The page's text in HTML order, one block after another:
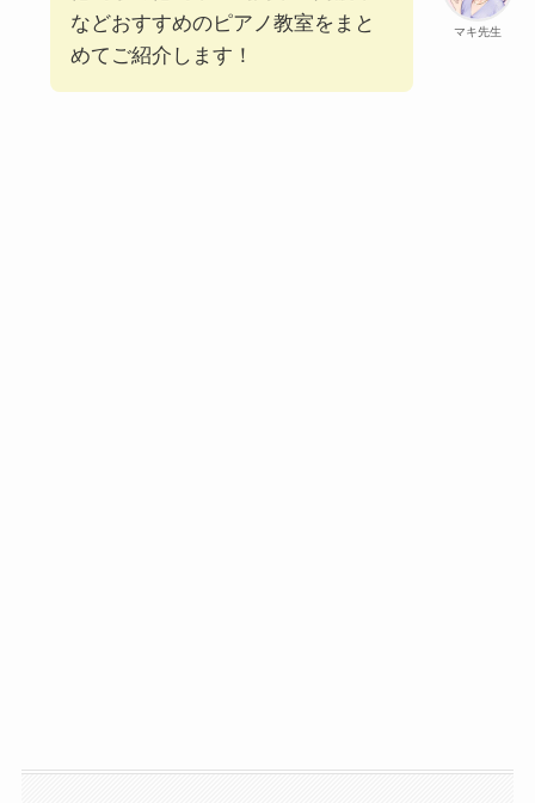
マキ先生
などおすすめのピアノ教室をまと
めてご紹介します！